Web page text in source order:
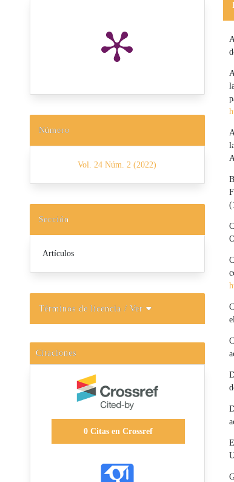
Número
Vol. 24 Núm. 2 (2022)
Sección
Artículos
Términos de licencia / Ver
Citaciones
0Citas en Crossref